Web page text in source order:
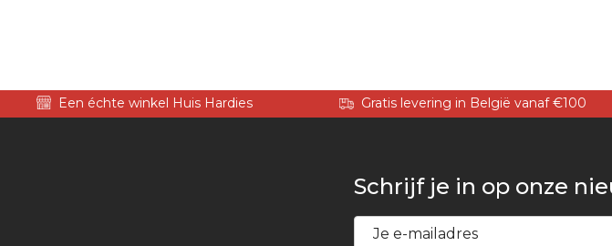
Een échte winkel Huis Hardies Gratis levering in België vanaf €100
Schrijf je in op onze